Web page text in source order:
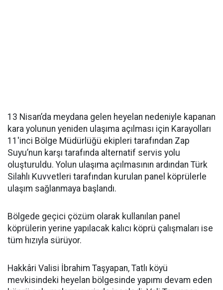
13 Nisan’da meydana gelen heyelan nedeniyle kapanan
kara yolunun yeniden ulaşıma açılması için Karayolları
11'inci Bölge Müdürlüğü ekipleri tarafından Zap
Suyu’nun karşı tarafında alternatif servis yolu
oluşturuldu. Yolun ulaşıma açılmasının ardından Türk
Silahlı Kuvvetleri tarafından kurulan panel köprülerle
ulaşım sağlanmaya başlandı.
Bölgede geçici çözüm olarak kullanılan panel
köprülerin yerine yapılacak kalıcı köprü çalışmaları ise
tüm hızıyla sürüyor.
Hakkâri Valisi İbrahim Taşyapan, Tatlı köyü
mevkisindeki heyelan bölgesinde yapımı devam eden